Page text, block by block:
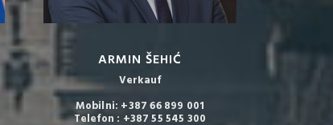
ARMIN ŠEHIĆ
Verkauf
Mobilni: +387 66 899 001
Telefon : +387 55 545 300